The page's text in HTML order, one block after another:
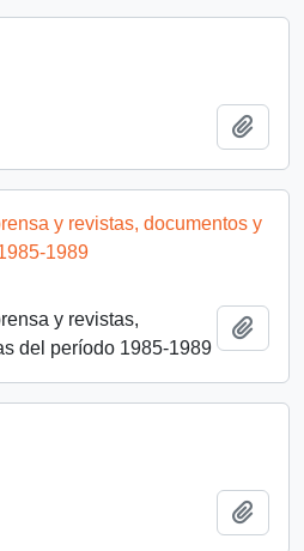
y revistas, documentos y
1989
y revistas,
del período 1985-1989